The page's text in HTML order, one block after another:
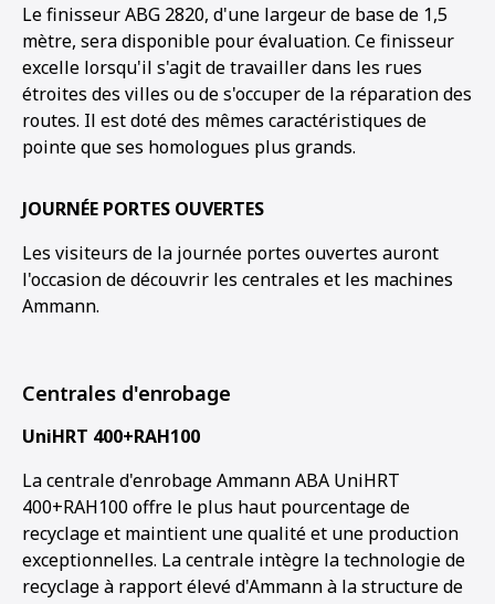
Le finisseur ABG 2820, d'une largeur de base de 1,5
mètre, sera disponible pour évaluation. Ce finisseur
excelle lorsqu'il s'agit de travailler dans les rues
étroites des villes ou de s'occuper de la réparation des
routes. Il est doté des mêmes caractéristiques de
pointe que ses homologues plus grands.
JOURNÉE PORTES OUVERTES
Les visiteurs de la journée portes ouvertes auront
l'occasion de découvrir les centrales et les machines
Ammann.
Centrales d'enrobage
UniHRT 400+RAH100
La centrale d'enrobage Ammann ABA UniHRT
400+RAH100 offre le plus haut pourcentage de
recyclage et maintient une qualité et une production
exceptionnelles. La centrale intègre la technologie de
recyclage à rapport élevé d'Ammann à la structure de